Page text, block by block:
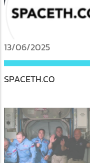
13/06/2025
SPACETH.CO